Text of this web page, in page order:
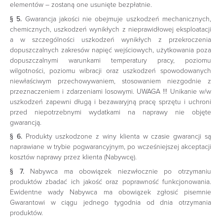
elementów – zostaną one usunięte bezpłatnie.
§ 5. Gwarancja jakości nie obejmuje uszkodzeń mechanicznych,
chemicznych, uszkodzeń wynikłych z nieprawidłowej eksploatacji
a w szczególności uszkodzeń wynikłych z przekroczenia
dopuszczalnych zakresów napięć wejściowych, użytkowania poza
dopuszczalnymi warunkami temperatury pracy, poziomu
wilgotności, poziomu wibracji oraz uszkodzeń spowodowanych
niewłaściwym przechowywaniem, stosowaniem niezgodnie z
przeznaczeniem i zdarzeniami losowymi. UWAGA !!! Unikanie w/w
uszkodzeń zapewni długą i bezawaryjną pracę sprzętu i uchroni
przed niepotrzebnymi wydatkami na naprawy nie objęte
gwarancją.
§ 6.Produkty uszkodzone z winy klienta w czasie gwarancji są
naprawiane w trybie pogwarancyjnym, po wcześniejszej akceptacji
kosztów naprawy przez klienta (Nabywcę).
§ 7.Nabywca ma obowiązek niezwłocznie po otrzymaniu
produktów zbadać ich jakość oraz poprawność funkcjonowania.
Ewidentne wady Nabywca ma obowiązek zgłosić pisemnie
Gwarantowi w ciągu jednego tygodnia od dnia otrzymania
produktów.